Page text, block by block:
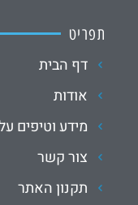
תפריט
דף הבית
אודות
מידע וטיפים
צור קשר
תקנון האתר